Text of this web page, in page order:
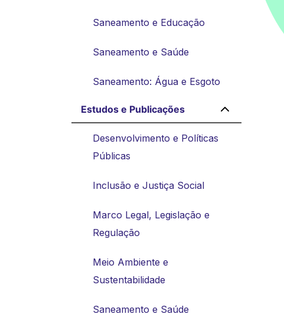
Saneamento e Educação
Saneamento e Saúde
Saneamento: Água e Esgoto
Estudos e Publicações
Desenvolvimento e Políticas
Públicas
Inclusão e Justiça Social
Marco Legal, Legislação e
Regulação
Meio Ambiente e
Sustentabilidade
Saneamento e Saúde